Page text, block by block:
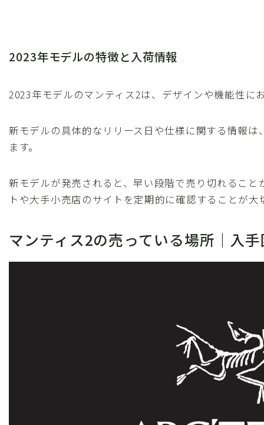
2023年モデルの特徴と入荷情報
2023年モデルのマンティス2は、デザインや機能性に
新モデルの具体的なリリース日や仕様に関する情報
ます。
新モデルが発売されると、早い段階で売り切れるこ
トや大手小売店のサイトを定期的に確認することが大
マンティス2の売っている場所｜入